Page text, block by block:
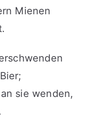
Mienen
sie wenden,